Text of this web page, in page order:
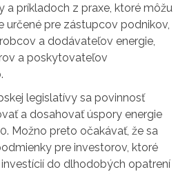
príkladoch z praxe, ktoré môžu
určené pre zástupcov podnikov,
a dodávateľov energie,
a poskytovateľov
legislatívy sa povinnosť
a dosahovať úspory energie
Možno preto očakávať, že sa
pre investorov, ktoré
do dlhodobých opatrení